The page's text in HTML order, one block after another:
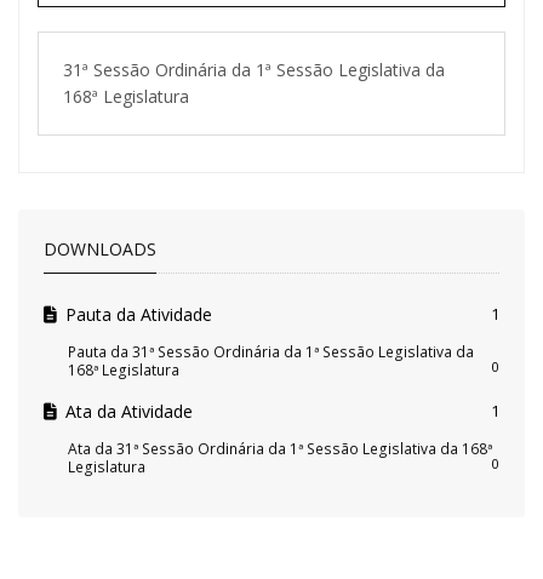
31ª Sessão Ordinária da 1ª Sessão Legislativa da
168ª Legislatura
DOWNLOADS
Pauta da Atividade 1
Pauta da 31ª Sessão Ordinária da 1ª Sessão Legislativa da
168ª Legislatura
0
Ata da Atividade 1
Ata da 31ª Sessão Ordinária da 1ª Sessão Legislativa da 168ª
Legislatura
0